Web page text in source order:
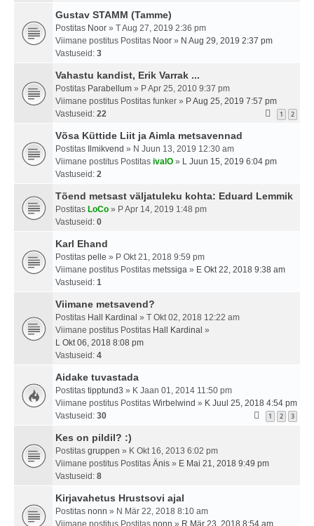
Gustav STAMM (Tamme)
Postitas Noor » T Aug 27, 2019 2:36 pm
Viimane postitus Postitas Noor » N Aug 29, 2019 2:37 pm
Vastuseid: 3
Vahastu kandist, Erik Varrak ...
Postitas Parabellum » P Apr 25, 2010 9:37 pm
Viimane postitus Postitas funker » P Aug 25, 2019 7:57 pm
Vastuseid: 22 1 2
Võsa Küttide Liit ja Aimla metsavennad
Postitas Ilmikvend » N Juun 13, 2019 12:30 am
Viimane postitus Postitas ivalO » L Juun 15, 2019 6:04 pm
Vastuseid: 2
Tõend metsast väljatuleku kohta: Eduard Lemmik
Postitas LoCo » P Apr 14, 2019 1:48 pm
Vastuseid: 0
Karl Ehand
Postitas pelle » P Okt 21, 2018 9:59 pm
Viimane postitus Postitas metssiga » E Okt 22, 2018 9:38 am
Vastuseid: 1
Viimane metsavend?
Postitas Hall Kardinal » T Okt 02, 2018 12:22 am
Viimane postitus Postitas Hall Kardinal »
L Okt 06, 2018 8:08 pm
Vastuseid: 4
Aidake tuvastada
Postitas tipptund3 » K Jaan 01, 2014 11:50 pm
Viimane postitus Postitas Wirbelwind » K Juul 25, 2018 4:54 pm
Vastuseid: 30 1 2 3
Kes on pildil? :)
Postitas gruppen » K Okt 16, 2013 6:02 pm
Viimane postitus Postitas Änis » E Mai 21, 2018 9:49 pm
Vastuseid: 8
Kirjavahetus Hrustsovi ajal
Postitas nonn » N Mär 22, 2018 8:10 am
Viimane postitus Postitas nonn » R Mär 23, 2018 8:54 am